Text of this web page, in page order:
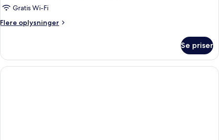
Gratis Wi-Fi
Flere oplysninger
Flere
Se priser